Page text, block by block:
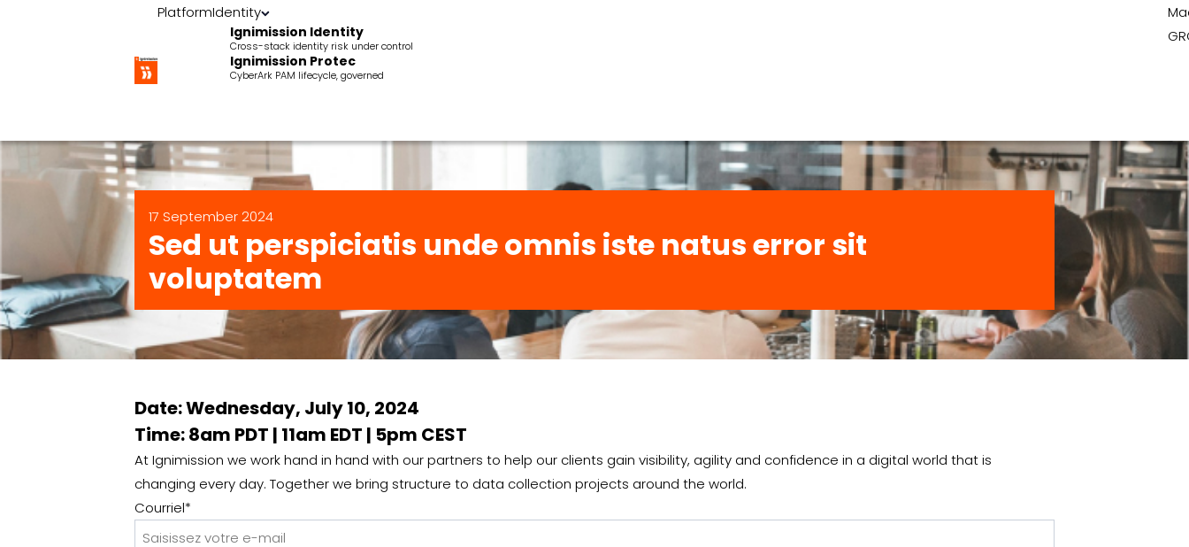
PlatformIdentity
Ignimission Identity
Cross-stack identity risk under control
Ignimission Protec
CyberArk PAM lifecycle, governed
17 September 2024
Sed ut perspiciatis unde omnis iste natus error sit
voluptatem
Date: Wednesday, July 10, 2024
Time: 8am PDT | 11am EDT | 5pm CEST
At Ignimission we work hand in hand with our partners to help our clients gain visibility, agility and confidence in a digital world that is
changing every day. Together we bring structure to data collection projects around the world.
Courriel*